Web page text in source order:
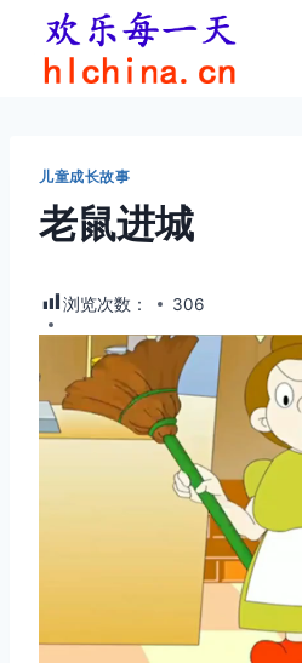
儿童成长故事
老鼠进城
浏览次数： 306